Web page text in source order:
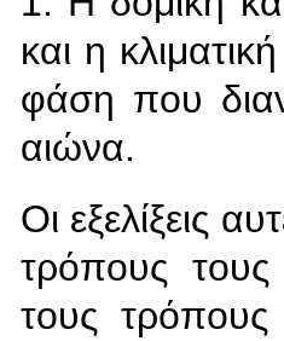
και η
φάση που
αιώνα.
Οι εξελίξεις
τρόπους
τους